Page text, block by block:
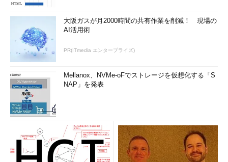
大阪ガスが月2000時間の共有作業を削減！ 現場の
AI活用術
PR(ITmedia エンタープライズ)
Mellanox、NVMe-oFでストレージを仮想化する「S
NAP」を発表